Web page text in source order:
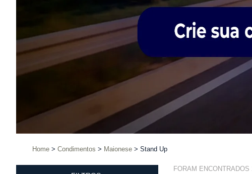
Home Condimentos Maionese Stand Up
FORAM ENCONTRADOS